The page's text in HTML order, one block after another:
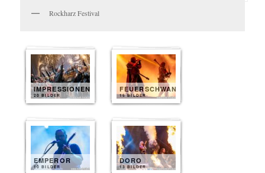
Rockharz Festival
IMPRESSIONEN
20 BILDER
FEUERSCHWANZ
15 BILDER
EMPEROR
10 BILDER
DORO
13 BILDER